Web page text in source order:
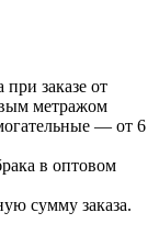
заказе от
метражом
— от 6
в оптовом
сумму заказа.